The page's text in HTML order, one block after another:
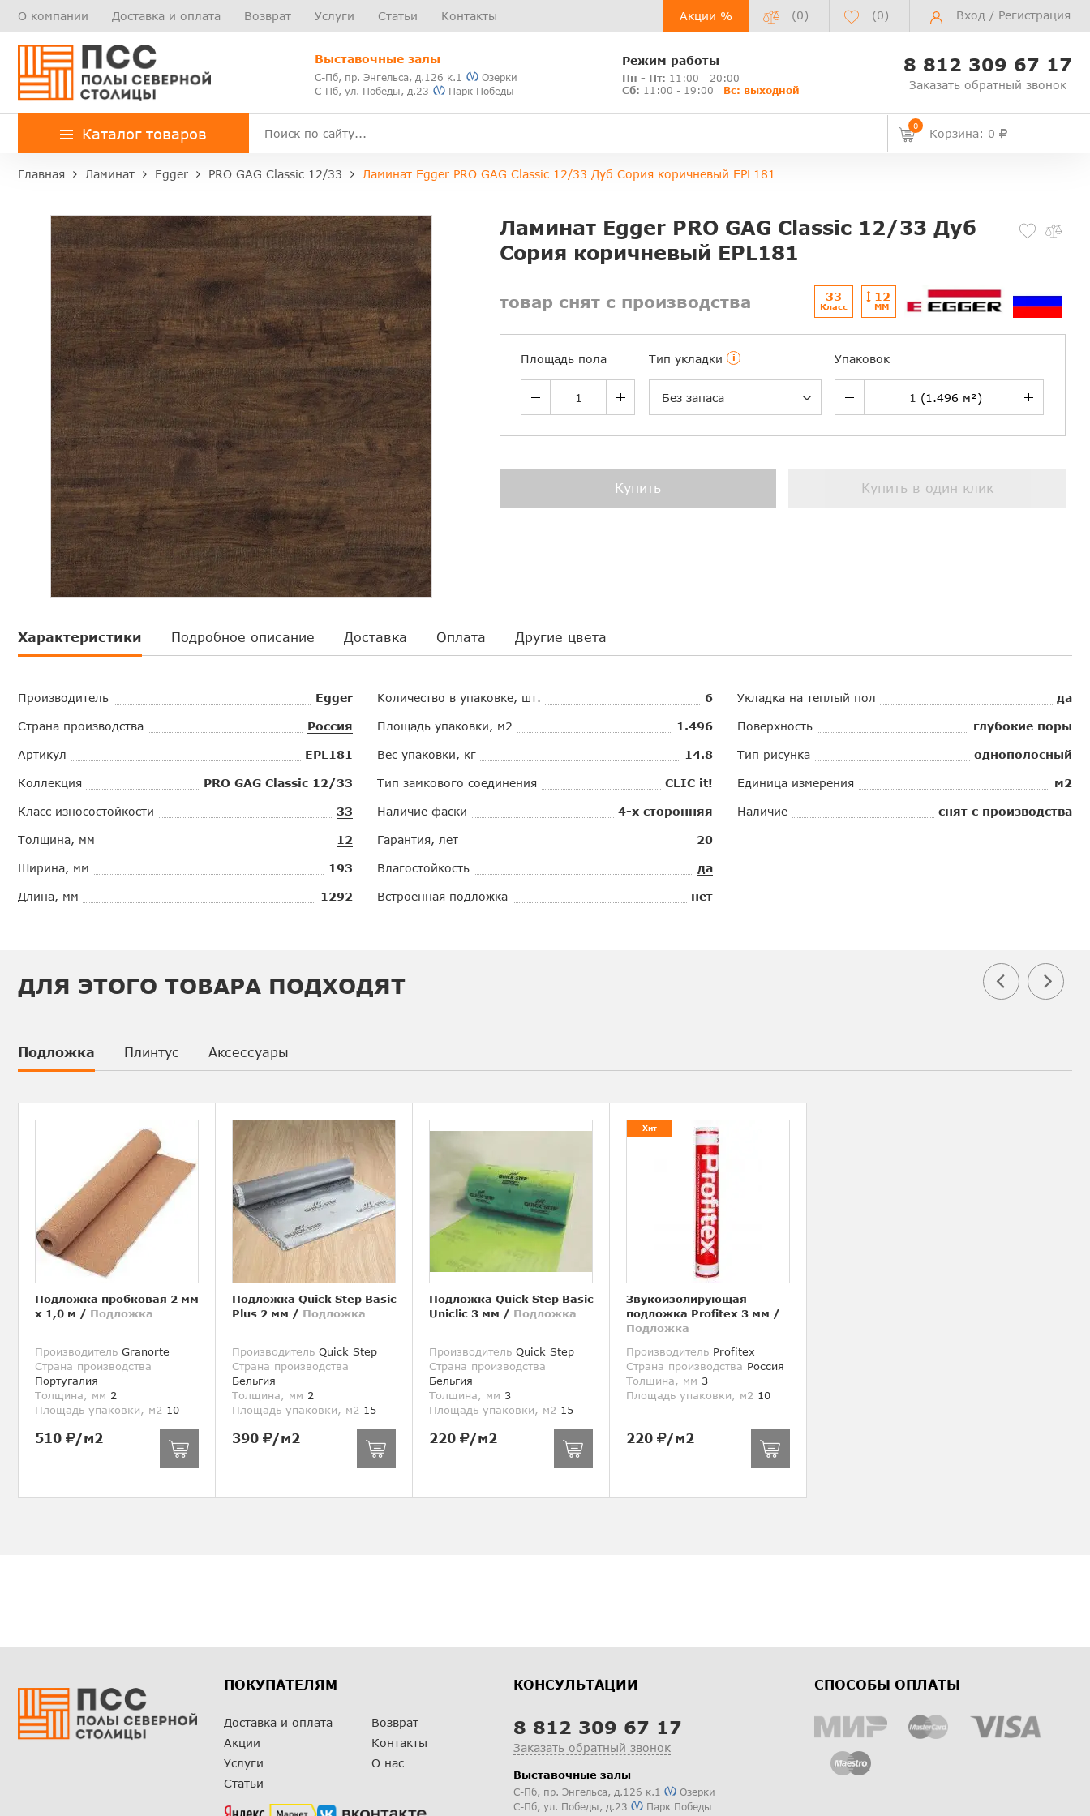
О компании Доставка и оплата Возврат Услуги Статьи Контакты Акции % (0) (0) Вход / Регистрация
Выставочные залы
С-Пб, пр. Энгельса, д.126 к.1
Озерки
С-Пб, ул. Победы, д.23
Парк Победы
Режим работы
Пн - Пт: 11:00 - 20:00
Сб: 11:00 - 19:00 Вс: выходной
8 812 309 67 17
Заказать обратный звонок
Каталог товаров 0
Корзина: 0
Главная Ламинат Egger PRO GAG Classic 12/33 Ламинат Egger PRO GAG Classic 12/33 Дуб Сория коричневый EPL181
Ламинат Egger PRO GAG Classic 12/33 Дуб
Сория коричневый EPL181
товар снят с производства 33
Класс
12
ММ
Площадь пола Тип укладки i
Без запаса
Упаковок
Купить Купить в один клик
Характеристики Подробное описание Доставка Оплата Другие цвета
Производитель Egger
Страна производства Россия
Артикул EPL181
Коллекция PRO GAG Classic 12/33
Класс износостойкости 33
Толщина, мм 12
Ширина, мм 193
Длина, мм 1292
Количество в упаковке, шт. 6
Площадь упаковки, м2 1.496
Вес упаковки, кг 14.8
Тип замкового соединения CLIC it!
Наличие фаски 4-х сторонняя
Гарантия, лет 20
Влагостойкость да
Встроенная подложка нет
Укладка на теплый пол да
Поверхность глубокие поры
Тип рисунка однополосный
Единица измерения м2
Наличие снят с производства
ДЛЯ ЭТОГО ТОВАРА ПОДХОДЯТ
Подложка Плинтус Аксессуары
Подложка пробковая 2 мм
х 1,0 м / Подложка
Производитель Granorte
Страна производства
Португалия
Толщина, мм 2
Площадь упаковки, м2 10
510 /м2
Подложка Quick Step Basic
Plus 2 мм / Подложка
Производитель Quick Step
Страна производства
Бельгия
Толщина, мм 2
Площадь упаковки, м2 15
390 /м2
Подложка Quick Step Basic
Uniclic 3 мм / Подложка
Производитель Quick Step
Страна производства
Бельгия
Толщина, мм 3
Площадь упаковки, м2 15
220 /м2
Хит
Звукоизолирующая
подложка Profitex 3 мм /
Подложка
Производитель Profitex
Страна производства Россия
Толщина, мм 3
Площадь упаковки, м2 10
220 /м2
ПОКУПАТЕЛЯМ
Доставка и оплата
Акции
Услуги
Статьи
Возврат
Контакты
О нас
КОНСУЛЬТАЦИИ
8 812 309 67 17
Заказать обратный звонок
Выставочные залы
С-Пб, пр. Энгельса, д.126 к.1
Озерки
С-Пб, ул. Победы, д.23 Парк Победы
СПОСОБЫ ОПЛАТЫ